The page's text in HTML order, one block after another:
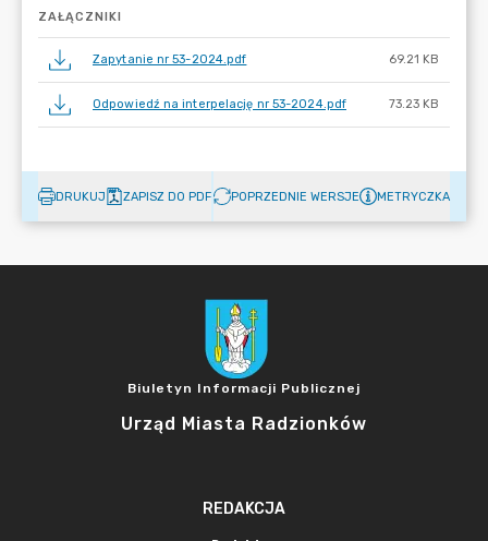
ZAŁĄCZNIKI
Zapytanie nr 53-2024.pdf 69.21 KB
Odpowiedź na interpelację nr 53-2024.pdf 73.23 KB
DRUKUJ ZAPISZ DO PDF POPRZEDNIE WERSJE METRYCZKA
Biuletyn Informacji Publicznej
Urząd Miasta Radzionków
REDAKCJA